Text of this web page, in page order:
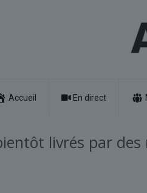
Accueil En direct
livrés par des